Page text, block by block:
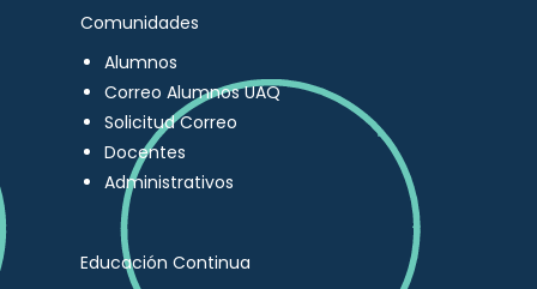
Comunidades
Alumnos
Correo Alumnos UAQ
Solicitud Correo
Docentes
Administrativos
Educación Continua